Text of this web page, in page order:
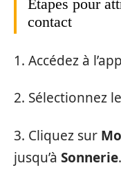
Étapes pour
contact
1. Accédez à
2. Sélectionnez
3. Cliquez sur
jusqu’à Sonnerie.